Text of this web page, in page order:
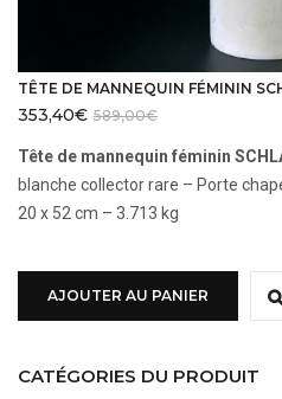
589,00€
353,40€
Tête de mannequin féminin
blanche collector rare – Porte
20 x 52 cm – 3.713 kg
AJOUTER AU PANIER
CATÉGORIES DU PRODUIT